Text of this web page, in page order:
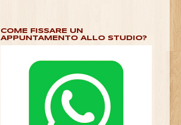
COME FISSARE UN
APPUNTAMENTO ALLO STUDIO?